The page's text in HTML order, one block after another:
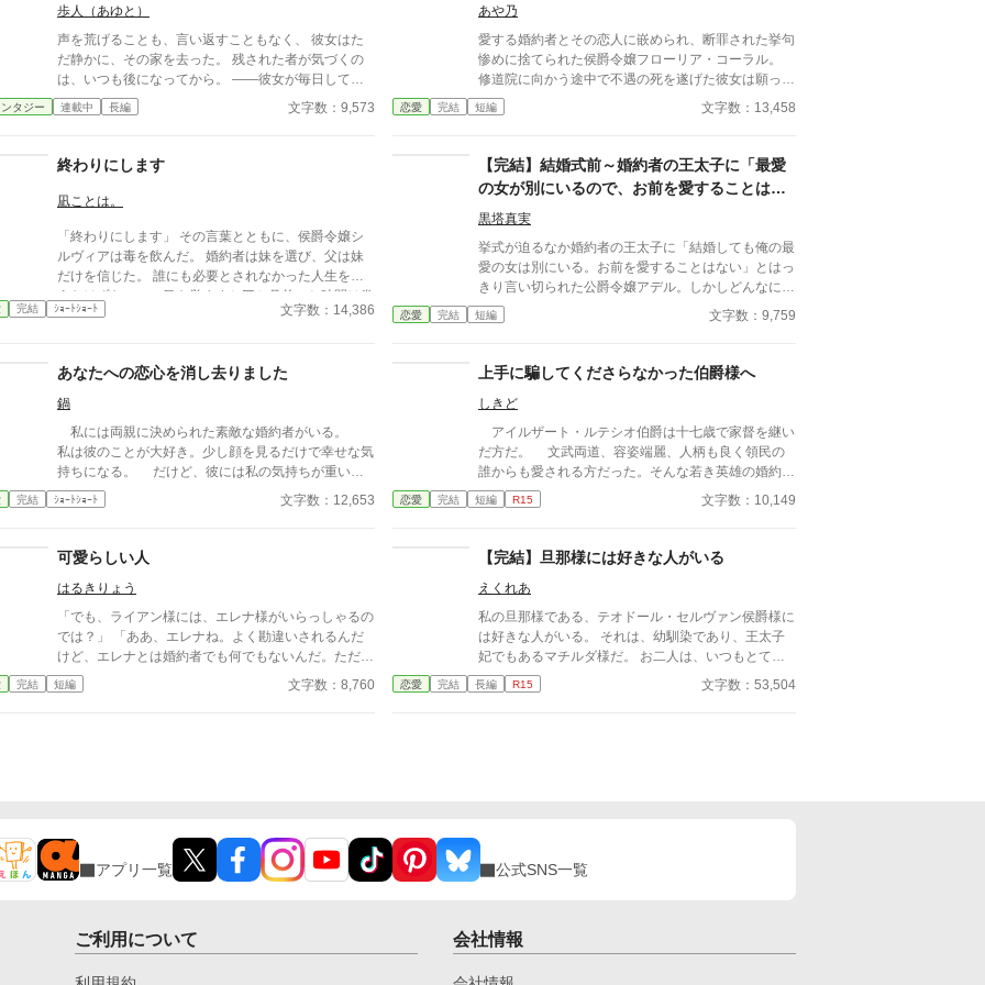
歩人（あゆと）
声を荒げることも、言い返すこともなく、 彼女はた
だ静かに、その家を去った。 残された者が気づくの
は、いつも後になってから。 ——彼女が毎日してい
た、名もない献身の重さに。 婚約者の、夫の、家族
の「当たり前」を支えていた手が消えたとき、 失わ
声高に描かない。すれ違いと、後悔と、再会の余韻で
読ませる。 静かな情がじんわり効く、一話完結の短
編集。 ※S01「捨てられ令嬢」のアルファポリス最適
微・余韻を最優先。
タジー 連載中 長編 文字数：9,573
あや乃
愛する婚約者とその恋人に嵌められ、断罪された挙句
惨めに捨てられた侯爵令嬢フローリア・コーラル。
修道院に向かう途中で不遇の死を遂げた彼女は願っ
た、もう一度人生をやり直したいと―― 目覚めた時
彼女の時間は半年前に巻き戻っていた。 今度こそ第
れる」というささやかな願いを叶えたいと奮闘するフ
ローリアだが、半年後フローリアが断罪されたあの日
が再び訪れてしまう。 同じ光景、同じ台詞、何もか
もが同じ……でもたった一つだけ違っていることがあ
って！？ ※「小説家になろう」さまにも掲載中
恋愛 完結 短編 文字数：13,458
終わりにします
凪ことは。
「終わりにします」 その言葉とともに、侯爵令嬢シ
ルヴィアは毒を飲んだ。 婚約者は妹を選び、父は妹
だけを信じた。 誰にも必要とされなかった人生を終
えたはずなのに、目を覚ますと三か月前へと時間は巻
き戻っていた。 もう、誰かに愛されるためだけに生
分自身の人生を取り戻すための物語。
完結 ｼｮｰﾄｼｮｰﾄ 文字数：14,386
【完結】結婚式前～婚約者の王太子に「最愛
の女が別にいるので、お前を愛することはな
い」と言われました～
黒塔真実
挙式が迫るなか婚約者の王太子に「結婚しても俺の最
愛の女は別にいる。お前を愛することはない」とはっ
きり言い切られた公爵令嬢アデル。しかしどんなに婚
約者としてないがしろにされても女性としての誇りを
傷つけられても彼女は平気だった。なぜなら大切な
卒業ダンスパーティーの夜、アデルはかつてない、世
にも酷い仕打ちを受けるのだった―― ※神視点。■
なろうにも別タイトルで重複投稿←【ジャンル日間4
位】。
恋愛 完結 短編 文字数：9,759
あなたへの恋心を消し去りました
鍋
私には両親に決められた素敵な婚約者がいる。
私は彼のことが大好き。少し顔を見るだけで幸せな気
持ちになる。 だけど、彼には私の気持ちが重いみ
たい。 今、彼には憧れの人がいる。その人は大人
びた雰囲気をもつ二つ上の先輩。 彼は心は自由で
せない楽しそうな笑顔を向ける貴方を見て、胸が張り
しない割り切った夫婦のほうが気が楽だって……。
だから私は彼が自由になれるように、魔女にこの激
しい気持ちを封印してもらったの。 ※このお話はハ
ッピーエンドではありません。 ※短いお話でサクサ
完結 ｼｮｰﾄｼｮｰﾄ 文字数：12,653
上手に騙してくださらなかった伯爵様へ
しきど
アイルザート・ルテシオ伯爵は十七歳で家督を継い
だ方だ。 文武両道、容姿端麗、人柄も良く領民の
誰からも愛される方だった。そんな若き英雄の婚約者
に選ばれたメリッサ・オードバーン子爵令嬢は、自身
を果報者と信じて疑っていなかった。 彼が屋敷の
では。 貴族に愛人がいる事など珍しくもない。そ
んな事は分かっているつもりだった。分かっていてそ
れでも、許せなかった。 メリッサにとってアイル
ザートは、本心から愛した人だったから。
恋愛 完結 短編 R15 文字数：10,149
可愛らしい人
はるきりょう
「でも、ライアン様には、エレナ様がいらっしゃるの
では？」 「ああ、エレナね。よく勘違いされるんだ
けど、エレナとは婚約者でも何でもないんだ。ただの
幼馴染み」 「それにあいつはひとりで生きていける
から」 女性ながらに剣術を学ぶエレナは可愛げがな
たのだ。 「……いいえ」 当日の欠席は著しく評価
を下げる。今後、家庭教師として仕事をしていきたい
と考えるのであれば、父親か兄に頼んででも行った方
完結 短編 文字数：8,760
【完結】旦那様には好きな人がいる
えくれあ
私の旦那様である、テオドール・セルヴァン侯爵様に
は好きな人がいる。 それは、幼馴染であり、王太子
妃でもあるマチルダ様だ。 お二人は、いつもとても
仲睦まじいご様子で、そんな叶わぬお二人の恋をそっ
と見守るのが私の日常だった。 そんなある日、夜会
恋愛 完結 長編 R15 文字数：53,504
アプリ一覧 公式SNS一覧
ご利用について 会社情報